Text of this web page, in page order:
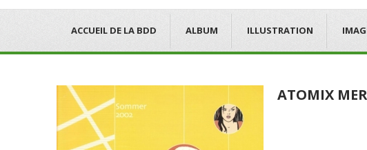
ACCUEIL DE LA BDD ALBUM ILLUSTRATION
ATOMIX